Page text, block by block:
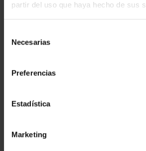
partir del uso que haya hecho de sus
Necesarias
Preferencias
Estadística
Marketing